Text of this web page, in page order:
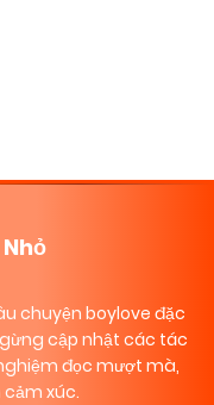
chuyện boylove đặc
cập nhật các tác
đọc mượt mà,
xúc.